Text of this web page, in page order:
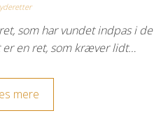
som har vundet indpas i de
er en ret, som kræver lidt…
mere